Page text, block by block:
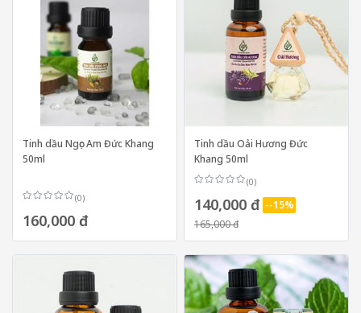
Tinh dầu Ngọc Am Đức Khang
50ml
(0)
160,000 đ
Tinh dầu Oải Hương Đức
Khang 50ml
(0)
140,000 đ --15%
165,000 đ